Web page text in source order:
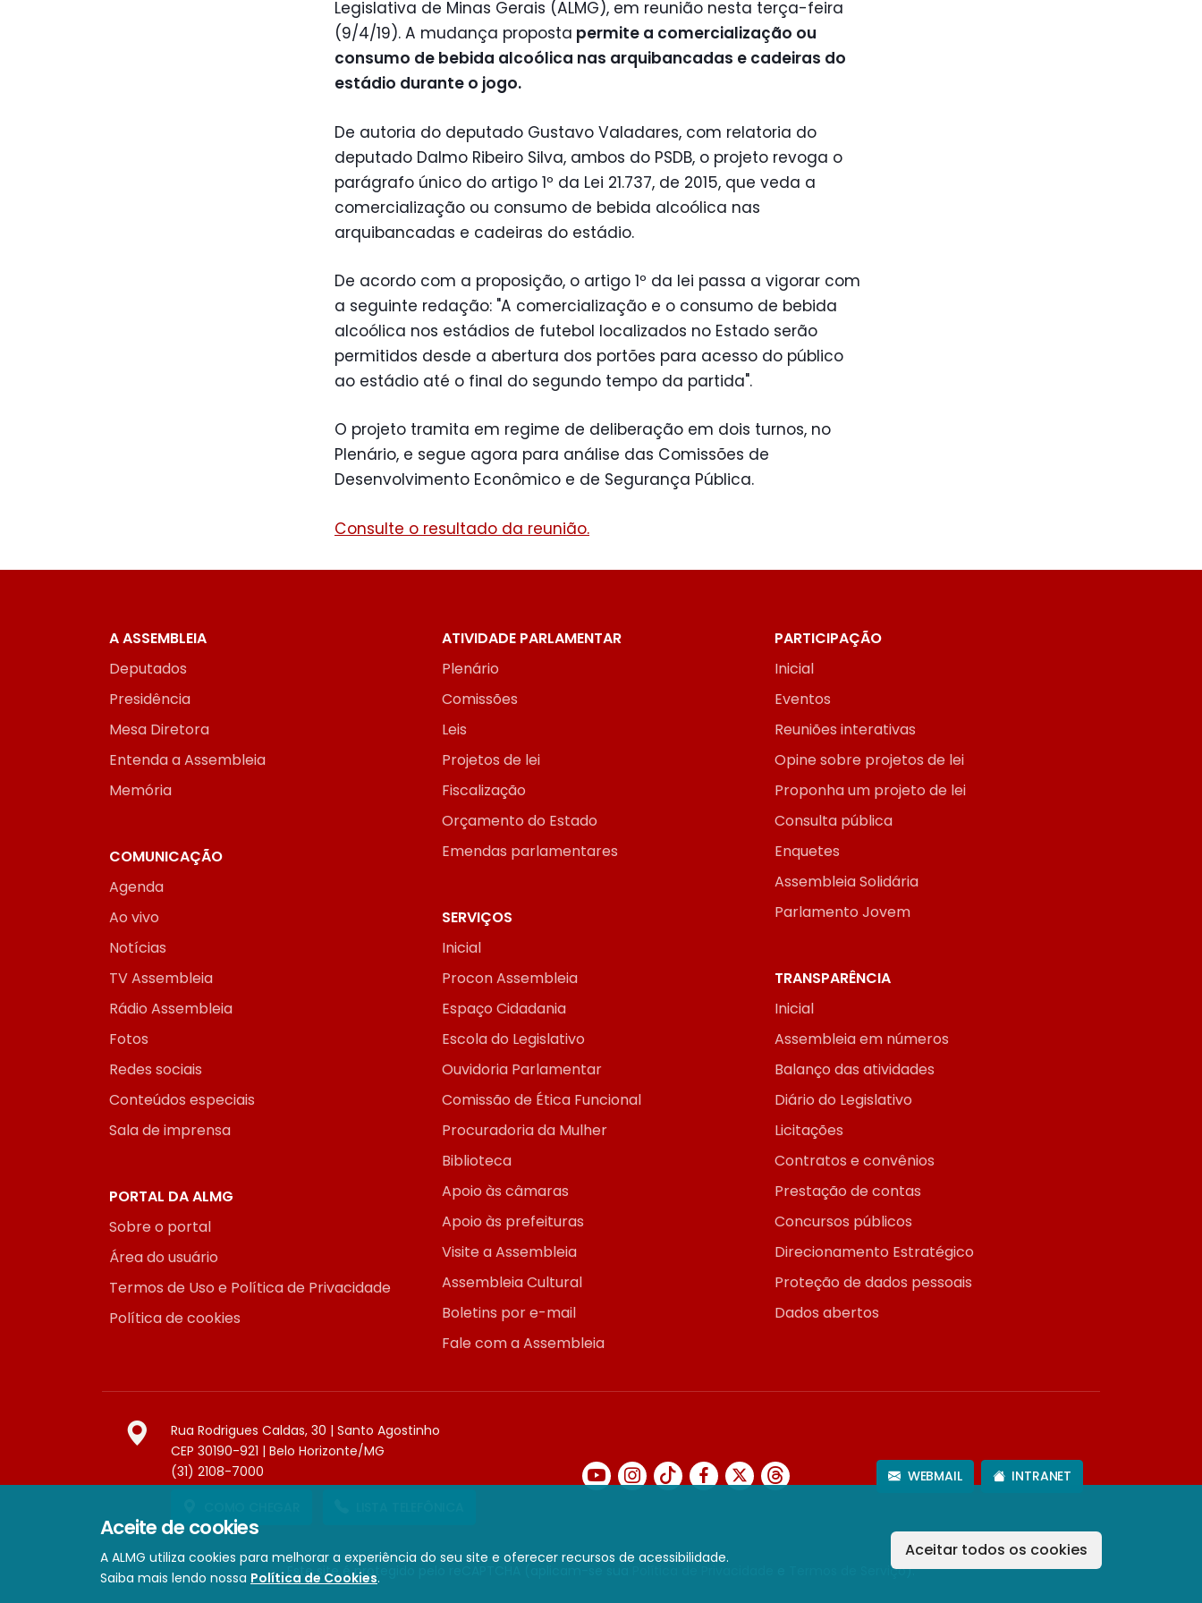
Aceite de cookies
A ALMG utiliza cookies para melhorar a experiência do seu site e oferecer recursos de acessibilidade.
Saiba mais lendo nossa Política de Cookies.
Aceitar todos os cookies
Legislativa de Minas Gerais (ALMG), em reunião nesta terça-feira
(9/4/19). A mudança proposta permite a comercialização ou
consumo de bebida alcoólica nas arquibancadas e cadeiras do
estádio durante o jogo.
De autoria do deputado Gustavo Valadares, com relatoria do
deputado Dalmo Ribeiro Silva, ambos do PSDB, o projeto revoga o
parágrafo único do artigo 1º da Lei 21.737, de 2015, que veda a
comercialização ou consumo de bebida alcoólica nas
arquibancadas e cadeiras do estádio.
De acordo com a proposição, o artigo 1º da lei passa a vigorar com
a seguinte redação: "A comercialização e o consumo de bebida
alcoólica nos estádios de futebol localizados no Estado serão
permitidos desde a abertura dos portões para acesso do público
ao estádio até o final do segundo tempo da partida".
O projeto tramita em regime de deliberação em dois turnos, no
Plenário, e segue agora para análise das Comissões de
Desenvolvimento Econômico e de Segurança Pública.
Consulte o resultado da reunião.
A ASSEMBLEIA
Deputados
Presidência
Mesa Diretora
Entenda a Assembleia
Memória
ATIVIDADE PARLAMENTAR
Plenário
Comissões
Leis
Projetos de lei
Fiscalização
Orçamento do Estado
Emendas parlamentares
PARTICIPAÇÃO
Inicial
Eventos
Reuniões interativas
Opine sobre projetos de lei
Proponha um projeto de lei
Consulta pública
Enquetes
Assembleia Solidária
Parlamento Jovem
COMUNICAÇÃO
Agenda
Ao vivo
Notícias
TV Assembleia
Rádio Assembleia
Fotos
Redes sociais
Conteúdos especiais
Sala de imprensa
SERVIÇOS
Inicial
Procon Assembleia
Espaço Cidadania
Escola do Legislativo
Ouvidoria Parlamentar
Comissão de Ética Funcional
Procuradoria da Mulher
Biblioteca
Apoio às câmaras
Apoio às prefeituras
Visite a Assembleia
Assembleia Cultural
Boletins por e-mail
Fale com a Assembleia
TRANSPARÊNCIA
Inicial
Assembleia em números
Balanço das atividades
Diário do Legislativo
Licitações
Contratos e convênios
Prestação de contas
Concursos públicos
Direcionamento Estratégico
Proteção de dados pessoais
Dados abertos
PORTAL DA ALMG
Sobre o portal
Área do usuário
Termos de Uso e Política de Privacidade
Política de cookies
Rua Rodrigues Caldas, 30 | Santo Agostinho
CEP 30190-921 | Belo Horizonte/MG
(31) 2108-7000
WEBMAIL INTRANET
Este site é protegido pelo reCAPTCHA (aplicam-se sua Termos de Serviço).